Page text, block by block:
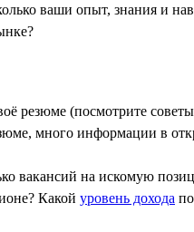
ваши опыт, знания и
резюме (посмотрите советы
много информации в
вакансий на искомую
Какой уровень дохода